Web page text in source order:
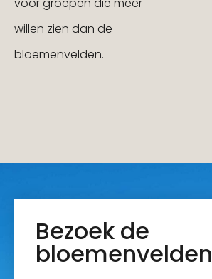
willen zien dan de
bloemenvelden.
Bezoek de
bloemenvelden